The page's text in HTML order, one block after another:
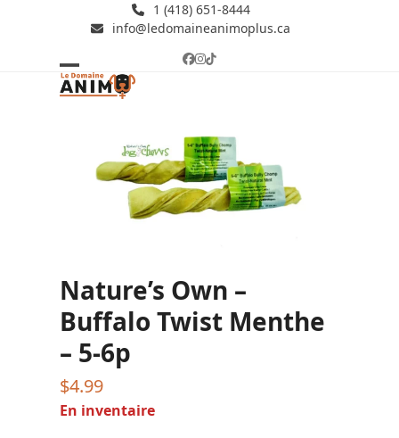
1 (418) 651-8444
info@ledomaineanimoplus.ca
Facebook
Instagram
Tiktok
Open
Close
Nature’s Own –
Buffalo Twist Menthe
– 5-6p
$4.99
En inventaire